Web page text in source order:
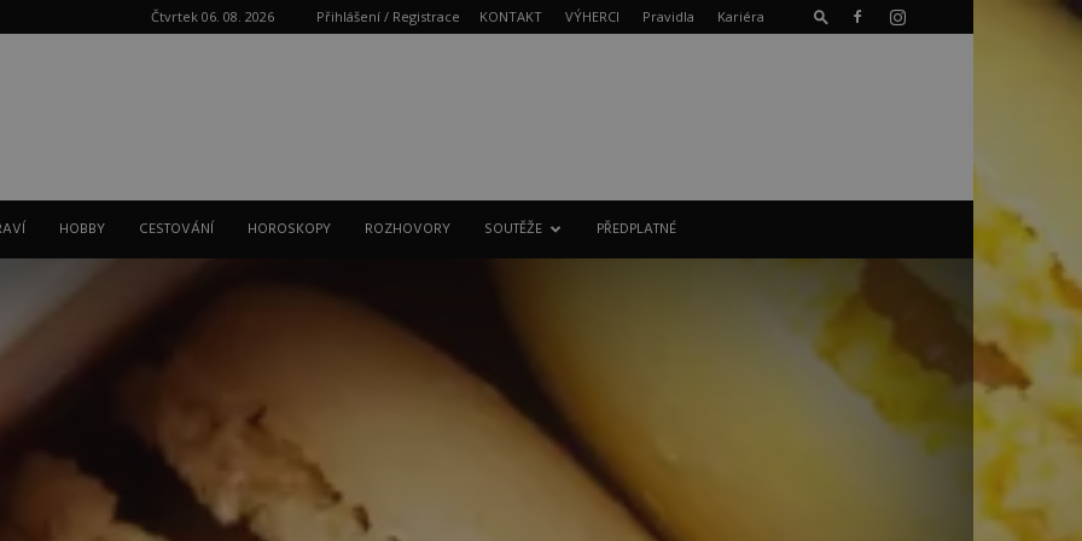
Čtvrtek 06. 08. 2026 Přihlášení / Registrace KONTAKT VÝHERCI Pravidla Kariéra
HOBBY CESTOVÁNÍ HOROSKOPY ROZHOVORY SOUTĚŽE PŘEDPLATNÉ